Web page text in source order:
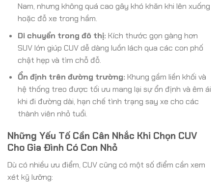
Nam, nhưng không quá cao gây khó khăn khi lên xuống
hoặc đỗ xe trong hầm.
Di chuyển trong đô thị: Kích thước gọn gàng hơn
SUV lớn giúp CUV dễ dàng luồn lách qua các con phố
chật hẹp và tìm chỗ đỗ.
Ổn định trên đường trường: Khung gầm liền khối và
hệ thống treo được tối ưu mang lại sự ổn định và êm ái
khi đi đường dài, hạn chế tình trạng say xe cho các
thành viên nhỏ tuổi.
Những Yếu Tố Cần Cân Nhắc Khi Chọn CUV
Cho Gia Đình Có Con Nhỏ
Dù có nhiều ưu điểm, CUV cũng có một số điểm cần xem
xét kỹ lưỡng: